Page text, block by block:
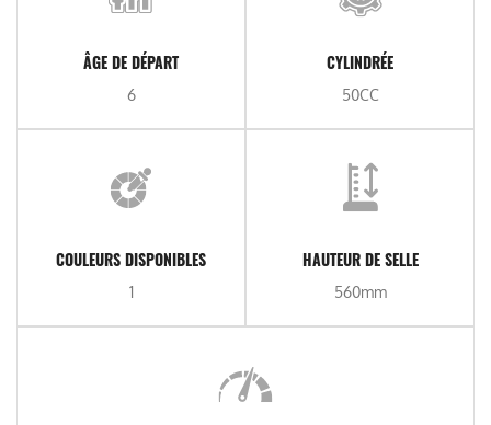
ÂGE DE DÉPART
6
CYLINDRÉE
50CC
COULEURS DISPONIBLES
1
HAUTEUR DE SELLE
560mm